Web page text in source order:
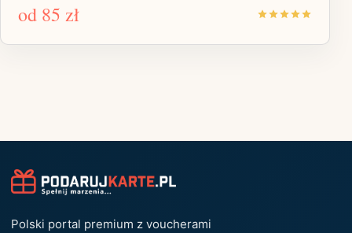
od 85 zł
Polski portal premium z voucherami